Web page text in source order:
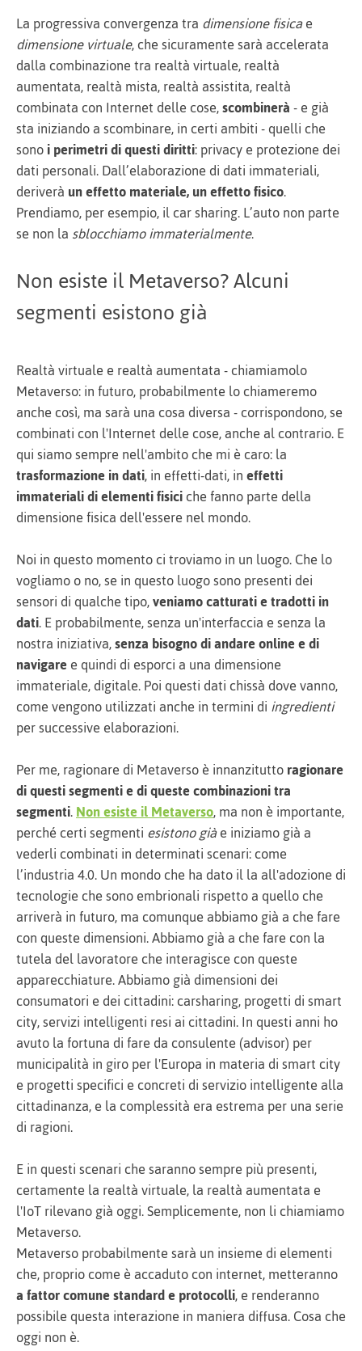
La progressiva convergenza tradimensione fisicae
dimensione virtuale, che sicuramente sarà accelerata
dalla combinazione tra realtà virtuale, realtà
aumentata, realtà mista, realtà assistita, realtà
combinata con Internet delle cose,scombinerà- e già
sta iniziando a scombinare, in certi ambiti - quelli che
sonoi perimetri di questi diritti: privacy e protezione dei
dati personali. Dall’elaborazione di dati immateriali,
deriveràun effetto materiale, un effetto fisico.
Prendiamo, per esempio, il car sharing. L’auto non parte
se non lasblocchiamo immaterialmente.
Non esiste il Metaverso? Alcuni
segmenti esistono già
Realtà virtuale e realtà aumentata - chiamiamolo
Metaverso: in futuro, probabilmente lo chiameremo
anche così, ma sarà una cosa diversa - corrispondono, se
combinati con l'Internet delle cose, anche al contrario. E
qui siamo sempre nell'ambito che mi è caro: la
trasformazione in dati, in effetti-dati, ineffetti
immateriali di elementi fisiciche fanno parte della
dimensione fisica dell'essere nel mondo.
Noi in questo momento ci troviamo in un luogo. Che lo
vogliamo o no, se in questo luogo sono presenti dei
sensori di qualche tipo,veniamo catturati e tradotti in
dati. E probabilmente, senza un'interfaccia e senza la
nostra iniziativa,senza bisogno di andare online e di
navigaree quindi di esporci a una dimensione
immateriale, digitale. Poi questi dati chissà dove vanno,
come vengono utilizzati anche in termini diingredienti
per successive elaborazioni.
Per me, ragionare di Metaverso è innanzituttoragionare
di questi segmenti e di queste combinazioni tra
segmenti.Non esiste il Metaverso, ma non è importante,
perché certi segmentiesistono giàe iniziamo già a
vederli combinati in determinati scenari: come
l’industria 4.0. Un mondo che ha dato il la all'adozione di
tecnologie che sono embrionali rispetto a quello che
arriverà in futuro, ma comunque abbiamo già a che fare
con queste dimensioni. Abbiamo già a che fare con la
tutela del lavoratore che interagisce con queste
apparecchiature. Abbiamo già dimensioni dei
consumatori e dei cittadini: carsharing, progetti di smart
city, servizi intelligenti resi ai cittadini. In questi anni ho
avuto la fortuna di fare da consulente (advisor) per
municipalità in giro per l'Europa in materia di smart city
e progetti specifici e concreti di servizio intelligente alla
cittadinanza, e la complessità era estrema per una serie
di ragioni.
E in questi scenari che saranno sempre più presenti,
certamente la realtà virtuale, la realtà aumentata e
l'IoT rilevano già oggi. Semplicemente, non li chiamiamo
Metaverso.
Metaverso probabilmente sarà un insieme di elementi
che, proprio come è accaduto con internet, metteranno
a fattor comune standard e protocolli, e renderanno
possibile questa interazione in maniera diffusa. Cosa che
oggi non è.